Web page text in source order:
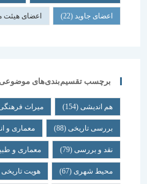
اعضای جاوید(22) اعضای هیئت مدیره و
برچسب تقسیم‌بندی‌های موضوعی مقالات
هم اندیشی (154) میراث فرهنگی (109)
بررسی تاریخی (88) معماری و انسان (84)
نقد و بررسی (79) معماری و طبیعت (71)
محیط شهری(67) هویت تاریخی(67)